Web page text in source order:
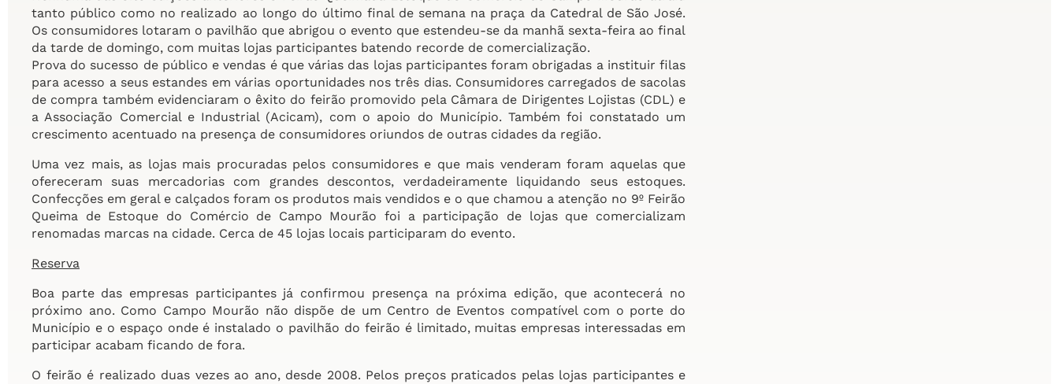
tanto público como no realizado ao longo do último final de semana na praça da Catedral de São José.
Os consumidores lotaram o pavilhão que abrigou o evento que estendeu-se da manhã sexta-feira ao final
da tarde de domingo, com muitas lojas participantes batendo recorde de comercialização.
Prova do sucesso de público e vendas é que várias das lojas participantes foram obrigadas a instituir filas
para acesso a seus estandes em várias oportunidades nos três dias. Consumidores carregados de sacolas
de compra também evidenciaram o êxito do feirão promovido pela Câmara de Dirigentes Lojistas (CDL) e
a Associação Comercial e Industrial (Acicam), com o apoio do Município. Também foi constatado um
crescimento acentuado na presença de consumidores oriundos de outras cidades da região.
Uma vez mais, as lojas mais procuradas pelos consumidores e que mais venderam foram aquelas que
ofereceram suas mercadorias com grandes descontos, verdadeiramente liquidando seus estoques.
Confecções em geral e calçados foram os produtos mais vendidos e o que chamou a atenção no 9º Feirão
Queima de Estoque do Comércio de Campo Mourão foi a participação de lojas que comercializam
renomadas marcas na cidade. Cerca de 45 lojas locais participaram do evento.
Reserva
Boa parte das empresas participantes já confirmou presença na próxima edição, que acontecerá no
próximo ano. Como Campo Mourão não dispõe de um Centro de Eventos compatível com o porte do
Município e o espaço onde é instalado o pavilhão do feirão é limitado, muitas empresas interessadas em
participar acabam ficando de fora.
O feirão é realizado duas vezes ao ano, desde 2008. Pelos preços praticados pelas lojas participantes e